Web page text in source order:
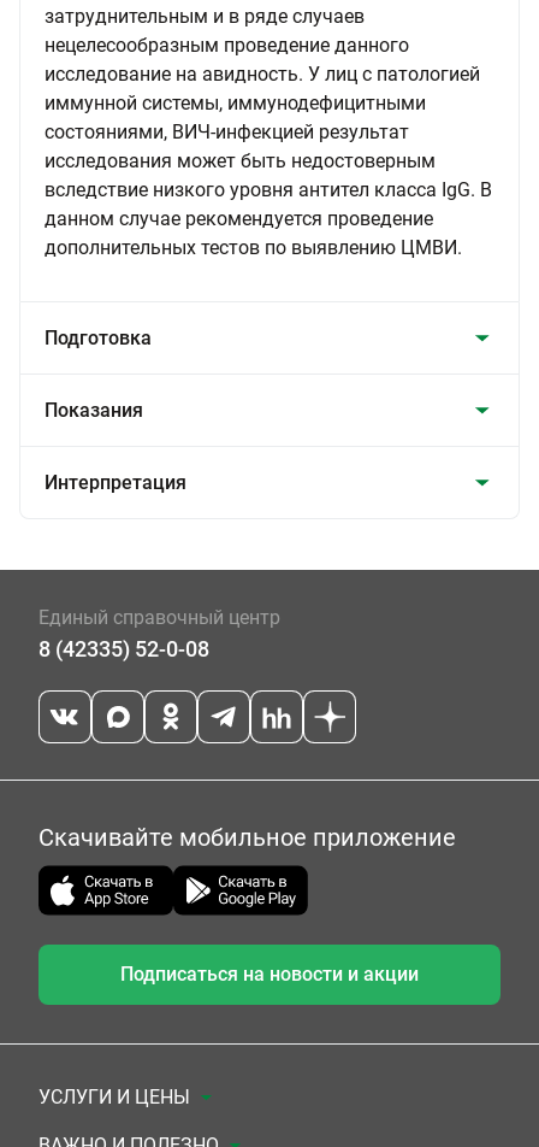
затруднительным и в ряде случаев
нецелесообразным проведение данного
исследование на авидность. У лиц с патологией
иммунной системы, иммунодефицитными
состояниями, ВИЧ-инфекцией результат
исследования может быть недостоверным
вследствие низкого уровня антител класса IgG. В
данном случае рекомендуется проведение
дополнительных тестов по выявлению ЦМВИ.
Подготовка
Показания
Интерпретация
Единый справочный центр
8 (42335) 52-0-08
Скачивайте мобильное приложение
Подписаться на новости и акции
УСЛУГИ И ЦЕНЫ